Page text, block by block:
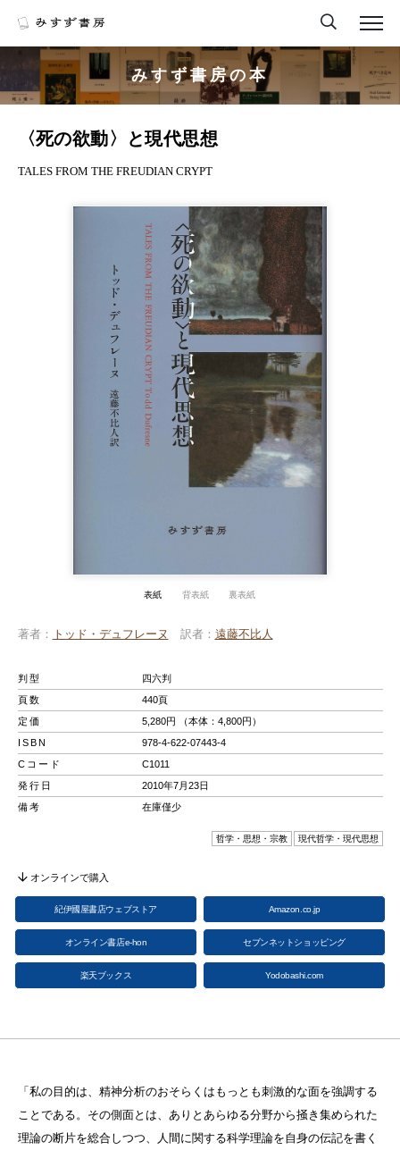
みすず書房の本
〈死の欲動〉と現代思想
TALES FROM THE FREUDIAN CRYPT
表紙 背表紙 裏表紙
著者 トッド・デュフレーヌ 訳者 遠藤不比人
判型
四六判
頁数
440頁
定価
5,280円 （本体：4,800円）
ISBN
978-4-622-07443-4
Cコード
C1011
発行日
2010年7月23日
備考
在庫僅少
哲学・思想・宗教 現代哲学・現代思想
オンラインで購入
紀伊國屋書店ウェブストア Amazon.co.jp
オンライン書店e-hon セブンネットショッピング
楽天ブックス Yodobashi.com
「私の目的は、精神分析のおそらくはもっとも刺激的な面を強調する
ことである。その側面とは、ありとあらゆる分野から掻き集められた
理論の断片を総合しつつ、人間に関する科学理論を自身の伝記を書く